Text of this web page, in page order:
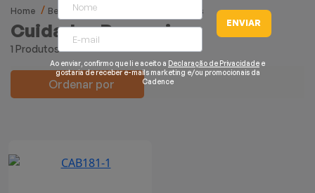
Home Beleza e Saúde Cuidados Pessoais
Cuidados Pessoais
1 Produtos
Ordenar por
ENVIAR
Ao enviar, confirmo que li e aceito a Declaração de Privacidade e
gostaria de receber e-mails marketing e/ou promocionais da
Cadence
Grills e Sanduicheiras
Chaleiras Elétricas
Cafeteiras
Ventiladores
Cortadores de Cabelo
Pranchas